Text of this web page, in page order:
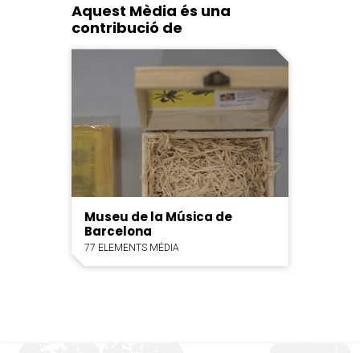
Aquest Mèdia és una
contribució de
Museu de la Música de
Barcelona
77 ELEMENTS MÈDIA